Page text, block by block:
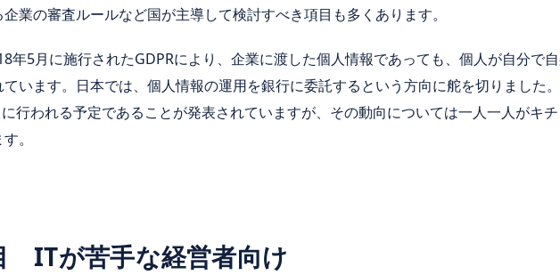
業の審査ルールなど国が主導して検討すべき項目も多くあります。
年5月に施行されたGDPRにより、企業に渡した個人情報であっても、個人が自分で
います。日本では、個人情報の運用を銀行に委託するという方向に舵を切りました
行われる予定であることが発表されていますが、その動向については一人一人がキ
。
ITが苦手な経営者向け